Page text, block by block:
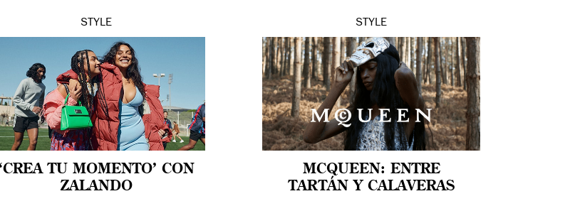
STYLE
TU MOMENTO’ CON
ZALANDO
STYLE
MCQUEEN: ENTRE
TARTÁN Y CALAVERAS